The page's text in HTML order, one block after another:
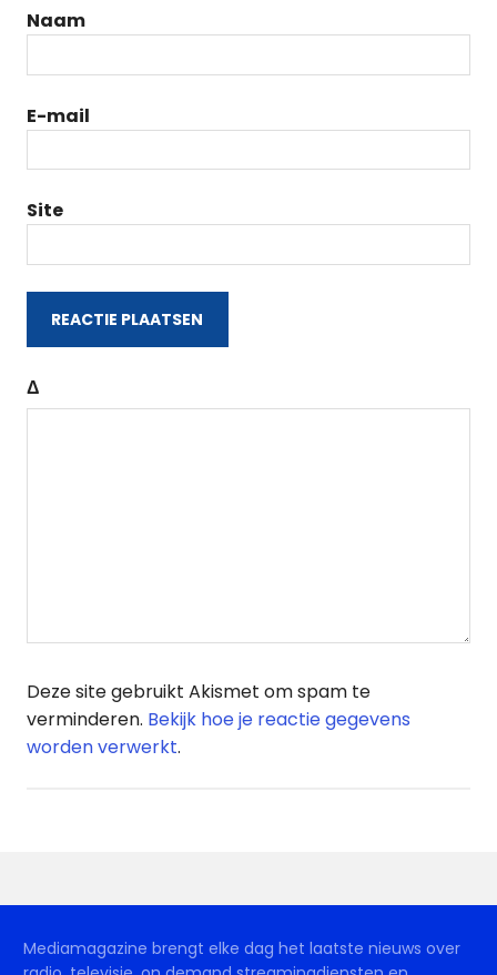
Naam
E-mail
Site
Δ
Deze site gebruikt Akismet om spam te
verminderen. Bekijk hoe je reactie gegevens
worden verwerkt.
Mediamagazine brengt elke dag het laatste nieuws over